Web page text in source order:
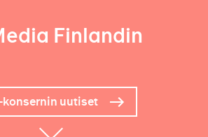
Finlandin
uutiset